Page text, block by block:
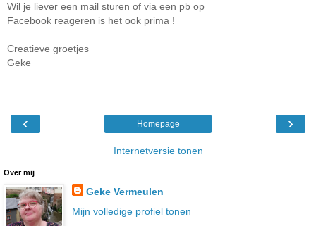
Wil je liever een mail sturen of via een pb op
Facebook reageren is het ook prima !
Creatieve groetjes
Geke
‹ ›
Homepage
Internetversie tonen
Over mij
Geke Vermeulen
Mijn volledige profiel tonen